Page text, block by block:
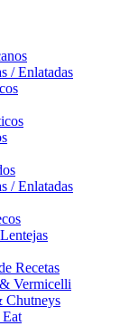
/ Enlatadas
/ Enlatadas
Recetas
Vermicelli
Chutneys